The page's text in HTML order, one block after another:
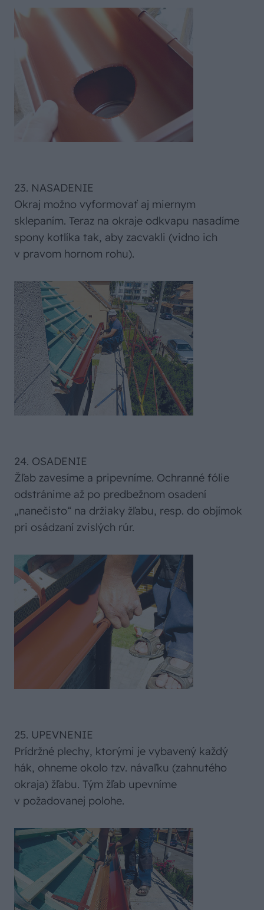
23. NASADENIE
Okraj možno vyformovať aj miernym
sklepaním. Teraz na okraje odkvapu nasadíme
spony kotlíka tak, aby zacvakli (vidno ich
v pravom hornom rohu).
24. OSADENIE
Žľab zavesíme a pripevníme. Ochranné fólie
odstránime až po predbežnom osadení
„nanečisto“ na držiaky žľabu, resp. do objímok
pri osádzaní zvislých rúr.
25. UPEVNENIE
Prídržné plechy, ktorými je vybavený každý
hák, ohneme okolo tzv. návaľku (zahnutého
okraja) žľabu. Tým žľab upevníme
v požadovanej polohe.